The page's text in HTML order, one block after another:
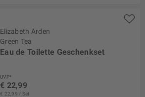
Elizabeth Arden
Green Tea
Eau de Toilette Geschenkset
UVP*
€ 22,99
€ 22,99 / Set